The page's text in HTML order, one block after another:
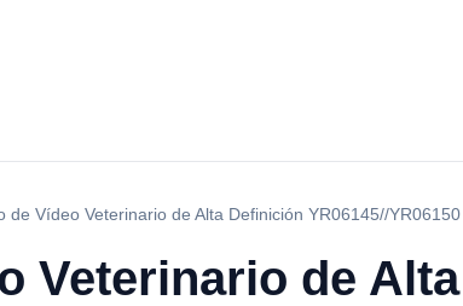
de Vídeo Veterinario de Alta Definición YR06145//YR06150
Veterinario de